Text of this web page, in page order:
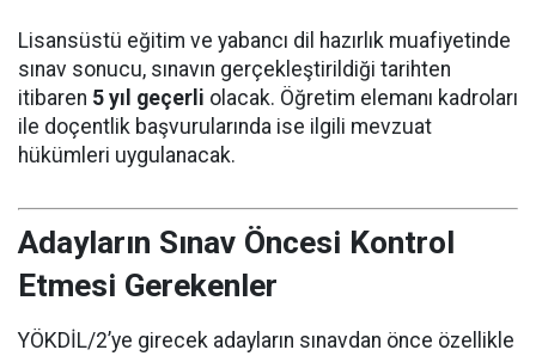
Lisansüstü eğitim ve yabancı dil hazırlık muafiyetinde
sınav sonucu, sınavın gerçekleştirildiği tarihten
itibaren 5 yıl geçerli olacak. Öğretim elemanı kadroları
ile doçentlik başvurularında ise ilgili mevzuat
hükümleri uygulanacak.
Adayların Sınav Öncesi Kontrol
Etmesi Gerekenler
YÖKDİL/2’ye girecek adayların sınavdan önce özellikle